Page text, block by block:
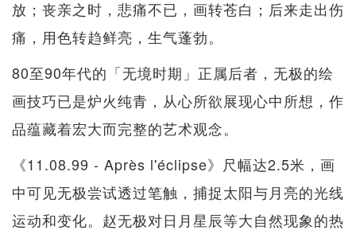
放；丧亲之时，悲痛不已，画转苍白；后来走出伤
痛，用色转趋鲜亮，生气蓬勃。
80至90年代的「无境时期」正属后者，无极的绘
画技巧已是炉火纯青，从心所欲展现心中所想，作
品蕴藏着宏大而完整的艺术观念。
《11.08.99 - Après l'éclipse》尺幅达2.5米，画
中可见无极尝试透过笔触，捕捉太阳与月亮的光线
运动和变化。赵无极对日月星辰等大自然现象的热